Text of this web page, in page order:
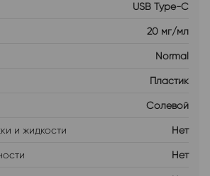
USB Type-C
20 мг/мл
Normal
Пластик
Солевой
и жидкости Нет
Нет